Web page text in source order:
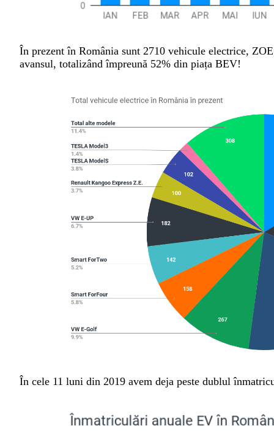
În prezent în România sunt 2710 vehicule electrice,
avansul, totalizând împreună 52% din piața BEV!
În cele 11 luni din 2019 avem deja peste dublul